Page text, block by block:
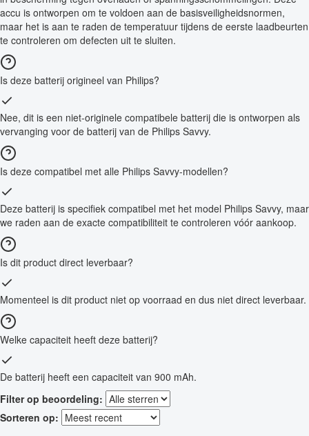
accu is ontworpen om te voldoen aan de basisveiligheidsnormen,
maar het is aan te raden de temperatuur tijdens de eerste laadbeurten
te controleren om defecten uit te sluiten.
Is deze batterij origineel van Philips?
Nee, dit is een niet-originele compatibele batterij die is ontworpen als
vervanging voor de batterij van de Philips Savvy.
Is deze compatibel met alle Philips Savvy-modellen?
Deze batterij is specifiek compatibel met het model Philips Savvy, maar
we raden aan de exacte compatibiliteit te controleren vóór aankoop.
Is dit product direct leverbaar?
Momenteel is dit product niet op voorraad en dus niet direct leverbaar.
Welke capaciteit heeft deze batterij?
De batterij heeft een capaciteit van 900 mAh.
Filter op beoordeling:
Sorteren op: